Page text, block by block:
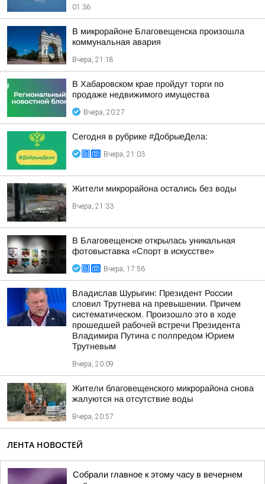
01:36
В микрорайоне Благовещенска произошла
коммунальная авария
Вчера, 21:18
В Хабаровском крае пройдут торги по
продаже недвижимого имущества
Вчера, 20:27
Сегодня в рубрике #ДобрыеДела:
Вчера, 21:03
Жители микрорайона остались без воды
Вчера, 21:33
В Благовещенске открылась уникальная
фотовыставка «Спорт в искусстве»
Вчера, 17:56
Владислав Шурыгин: Президент России
словил Трутнева на превышении. Причем
систематическом. Произошло это в ходе
прошедшей рабочей встречи Президента
Владимира Путина с полпредом Юрием
Трутневым
Вчера, 20:09
Жители благовещенского микрорайона снова
жалуются на отсутствие воды
Вчера, 20:57
ЛЕНТА НОВОСТЕЙ
Собрали главное к этому часу в вечернем